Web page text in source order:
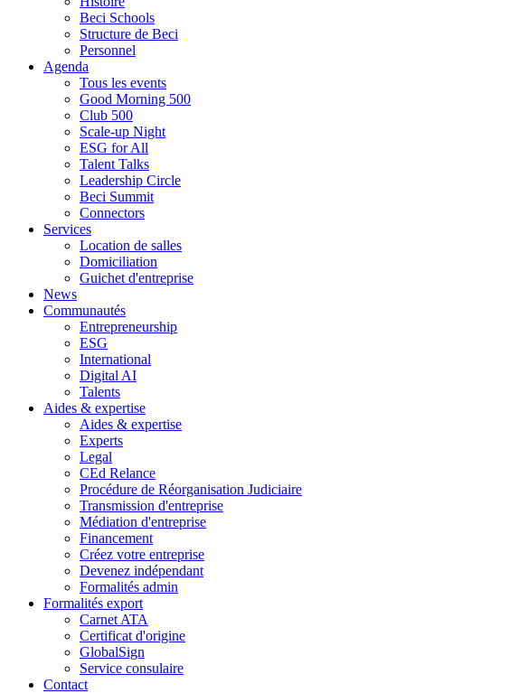
Beci Schools
Structure de Beci
Personnel
Agenda
Tous les events
Good Morning 500
Club 500
Scale-up Night
ESG for All
Talent Talks
Leadership Circle
Beci Summit
Connectors
Services
Location de salles
Domiciliation
Guichet d'entreprise
News
Communautés
Entrepreneurship
ESG
International
Digital AI
Talents
Aides & expertise
Aides & expertise
Experts
Legal
CEd Relance
Procédure de Réorganisation Judiciaire
Transmission d'entreprise
Médiation d'entreprise
Financement
Créez votre entreprise
Devenez indépendant
Formalités admin
Formalités export
Carnet ATA
Certificat d'origine
GlobalSign
Service consulaire
Contact